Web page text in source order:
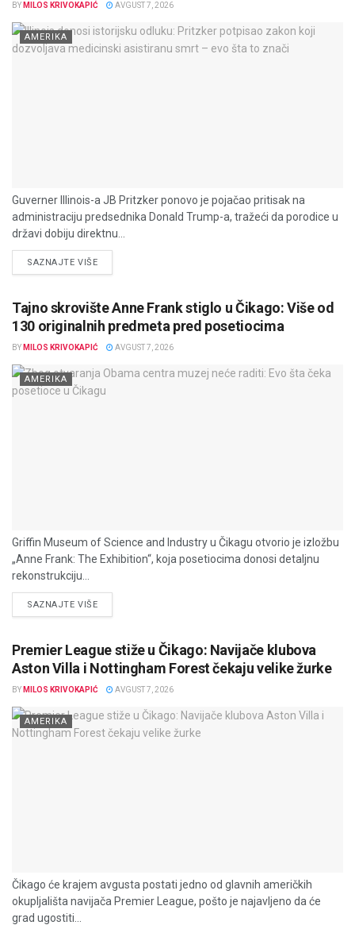
BY MILOS KRIVOKAPIĆ AVGUST 7, 2026
AMERIKA
Guverner Illinois-a JB Pritzker ponovo je pojačao pritisak na
administraciju predsednika Donald Trump-a, tražeći da porodice u
državi dobiju direktnu...
SAZNAJTE VIŠEDETAILS
Tajno skrovište Anne Frank stiglo u Čikago: Više od
130 originalnih predmeta pred posetiocima
BY MILOS KRIVOKAPIĆ AVGUST 7, 2026
AMERIKA
Griffin Museum of Science and Industry u Čikagu otvorio je izložbu
„Anne Frank: The Exhibition“, koja posetiocima donosi detaljnu
rekonstrukciju...
SAZNAJTE VIŠEDETAILS
Premier League stiže u Čikago: Navijače klubova
Aston Villa i Nottingham Forest čekaju velike žurke
BY MILOS KRIVOKAPIĆ AVGUST 7, 2026
AMERIKA
Čikago će krajem avgusta postati jedno od glavnih američkih
okupljališta navijača Premier League, pošto je najavljeno da će
grad ugostiti...